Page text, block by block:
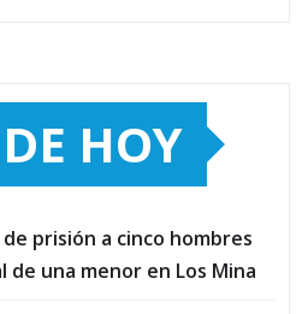
HOY
prisión a cinco hombres
de una menor en Los Mina